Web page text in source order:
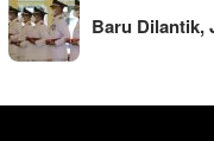
Baru Dilantik,